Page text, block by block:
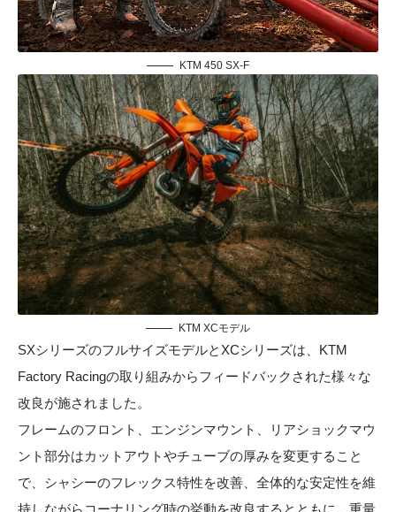
KTM 450 SX-F
KTM XCモデル
SXシリーズのフルサイズモデルとXCシリーズは、KTM
Factory Racingの取り組みからフィードバックされた様々な
改良が施されました。
フレームのフロント、エンジンマウント、リアショックマウ
ント部分はカットアウトやチューブの厚みを変更すること
で、シャシーのフレックス特性を改善、全体的な安定性を維
持しながらコーナリング時の挙動を改良するとともに、重量